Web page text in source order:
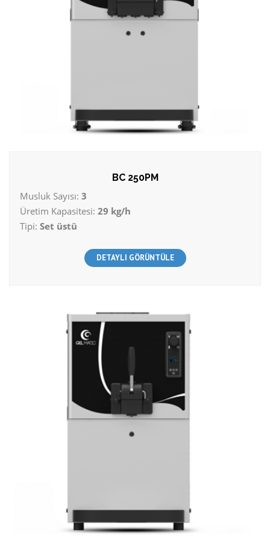
BC 250PM
Musluk Sayısı: 3
Üretim Kapasitesi: 29 kg/h
Tipi: Set üstü
DETAYLI GÖRÜNTÜLE